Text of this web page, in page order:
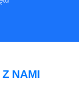
NAMI